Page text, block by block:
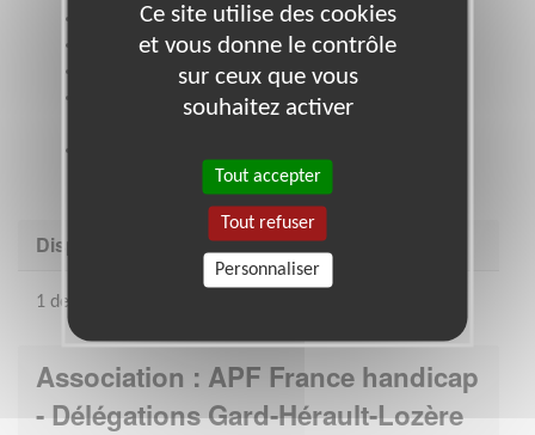
Etre titulaire du permis B
Aptitude relationnelle,
Être ponctuel,
Être attentif au bien être des personnes
Disponibilité demandée
1 demi-journée par semaine
Association : APF France handicap
- Délégations Gard-Hérault-Lozère
Ce site utilise des cookies
et vous donne le contrôle
sur ceux que vous
souhaitez activer
Tout accepter
Tout refuser
Personnaliser